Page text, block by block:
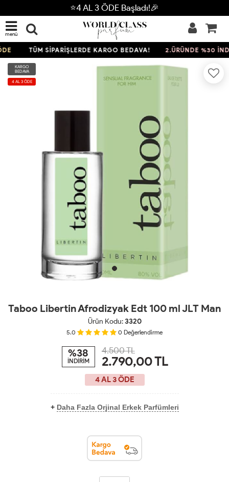
⭐4 AL 3 ÖDE Başladı!🎉
menü
TÜM SİPARİŞLERDE KARGO BEDAVA! 2.ÜRÜNDE %30
KARGO
BEDAVA
4 AL 3 ÖDE
Taboo Libertin Afrodizyak Edt 100 ml JLT Man
Ürün Kodu:3320
5.0 0 Değerlendirme
%38
İNDİRİM
4.500 TL
2.790,00TL
4 AL 3 ÖDE
+ Daha Fazla Orjinal Erkek Parfümleri